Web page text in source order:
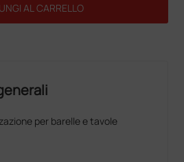
AL CARRELLO
per barelle e tavole